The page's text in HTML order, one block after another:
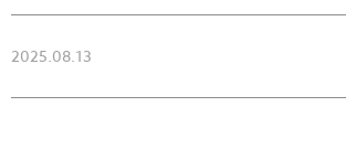
2025.08.13